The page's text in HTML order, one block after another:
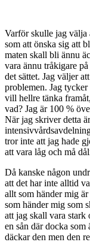
Varför skulle jag välja
som att önska sig att
maten skall bli ännu
vara ännu tråkigare
det sättet. Jag väljer
problemen. Jag
vill hellre tänka
vad? Jag är 100 %
När jag skriver detta
tror inte att jag hade
att vara låg och må
Då kanske någon
att det har inte alltid
allt som händer mig
som händer mig som
att jag skall vara
en sån där docka
däckar den men den